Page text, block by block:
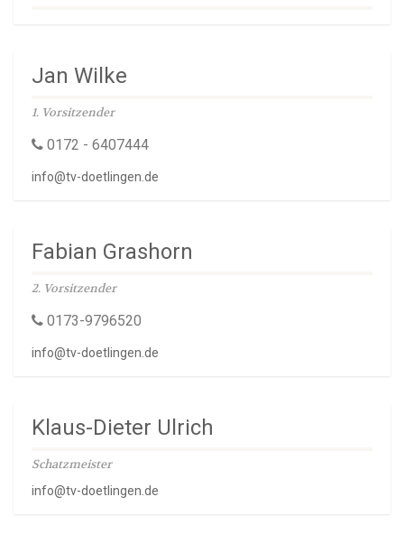
Jan Wilke
1. Vorsitzender
0172 - 6407444
info@tv-doetlingen.de
Fabian Grashorn
2. Vorsitzender
0173-9796520
info@tv-doetlingen.de
Klaus-Dieter Ulrich
Schatzmeister
info@tv-doetlingen.de